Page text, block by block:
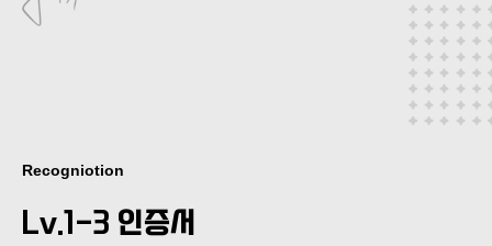
Recogniotion
Lv.1-3 인증서